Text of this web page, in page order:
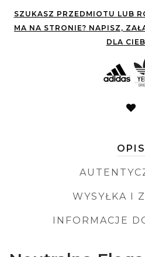
SZUKASZ PRZEDMIOTU LUB
MA NA STRONIE? NAPISZ,
DLA
OPIS
WYSYŁKA I
INFORMACJE